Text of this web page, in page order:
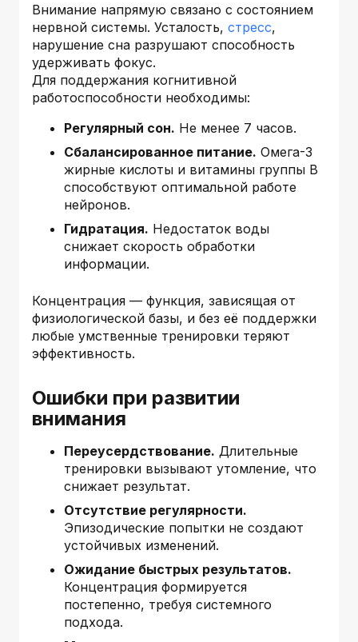
Внимание напрямую связано с состоянием
нервной системы. Усталость, стресс,
нарушение сна разрушают способность
удерживать фокус.
Для поддержания когнитивной
работоспособности необходимы:
Регулярный сон. Не менее 7 часов.
Сбалансированное питание. Омега-3
жирные кислоты и витамины группы B
способствуют оптимальной работе
нейронов.
Гидратация. Недостаток воды
снижает скорость обработки
информации.
Концентрация — функция, зависящая от
физиологической базы, и без её поддержки
любые умственные тренировки теряют
эффективность.
Ошибки при развитии
внимания
Переусердствование. Длительные
тренировки вызывают утомление, что
снижает результат.
Отсутствие регулярности.
Эпизодические попытки не создают
устойчивых изменений.
Ожидание быстрых результатов.
Концентрация формируется
постепенно, требуя системного
подхода.